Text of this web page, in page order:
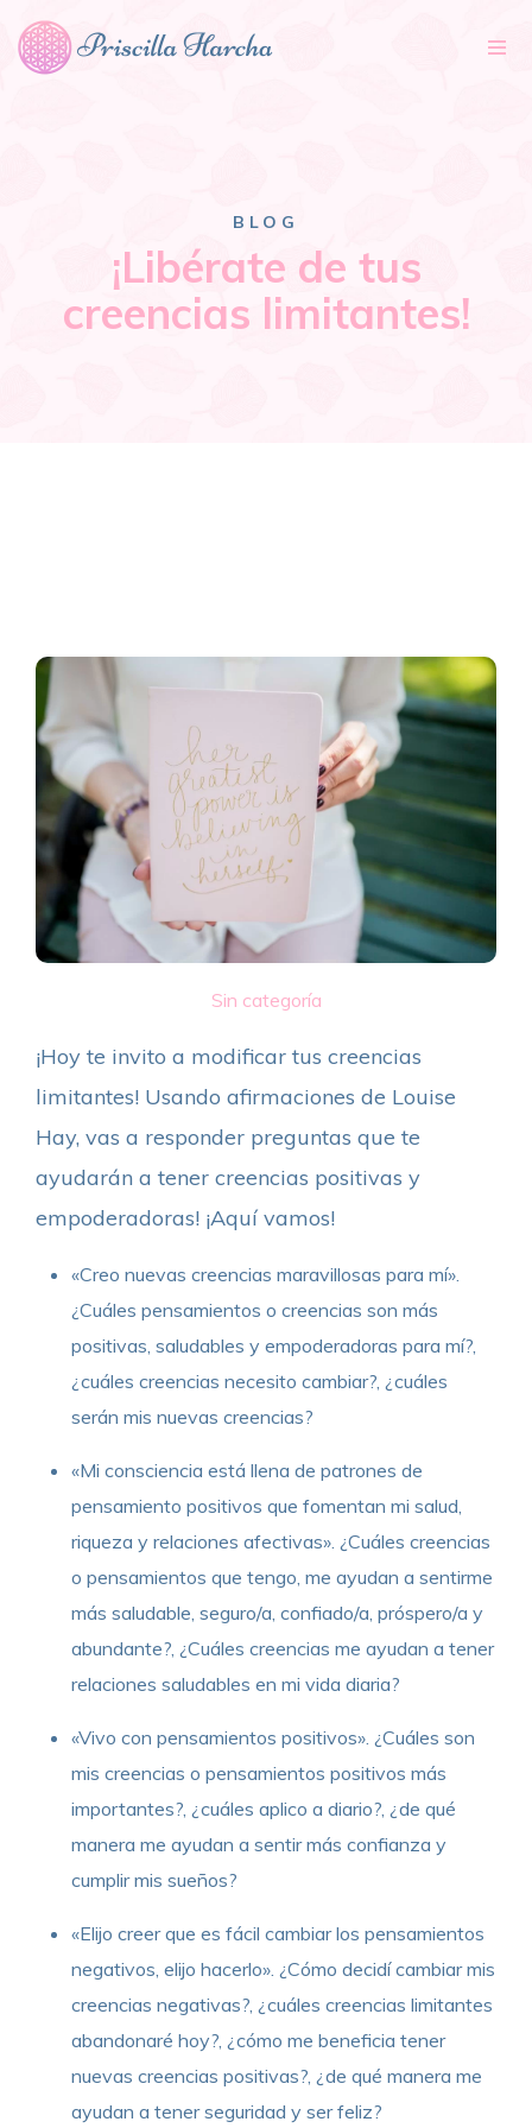
BLOG
¡Libérate de tus
creencias limitantes!
Sin categoría
¡Hoy te invito a modificar tus creencias
limitantes! Usando afirmaciones de Louise
Hay, vas a responder preguntas que te
ayudarán a tener creencias positivas y
empoderadoras! ¡Aquí vamos!
«Creo nuevas creencias maravillosas para mí».
¿Cuáles pensamientos o creencias son más
positivas, saludables y empoderadoras para mí?,
¿cuáles creencias necesito cambiar?, ¿cuáles
serán mis nuevas creencias?
«Mi consciencia está llena de patrones de
pensamiento positivos que fomentan mi salud,
riqueza y relaciones afectivas». ¿Cuáles creencias
o pensamientos que tengo, me ayudan a sentirme
más saludable, seguro/a, confiado/a, próspero/a y
abundante?, ¿Cuáles creencias me ayudan a tener
relaciones saludables en mi vida diaria?
«Vivo con pensamientos positivos». ¿Cuáles son
mis creencias o pensamientos positivos más
importantes?, ¿cuáles aplico a diario?, ¿de qué
manera me ayudan a sentir más confianza y
cumplir mis sueños?
«Elijo creer que es fácil cambiar los pensamientos
negativos, elijo hacerlo». ¿Cómo decidí cambiar mis
creencias negativas?, ¿cuáles creencias limitantes
abandonaré hoy?, ¿cómo me beneficia tener
nuevas creencias positivas?, ¿de qué manera me
ayudan a tener seguridad y ser feliz?